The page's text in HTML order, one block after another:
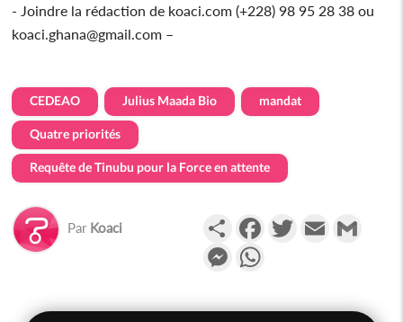
- Joindre la rédaction de koaci.com (+228) 98 95 28 38 ou
koaci.ghana@gmail.com –
CEDEAO Julius Maada Bio mandat
Quatre priorités
Requête de Tinubu pour la Force en attente
Par Koaci PartagerFacebookTwitterEmail
Messenger